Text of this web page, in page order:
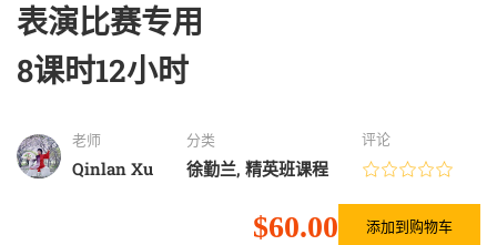
表演比赛专用
8课时12小时
老师
Qinlan Xu
分类
徐勤兰, 精英班课程
评论
$60.00 添加到购物车